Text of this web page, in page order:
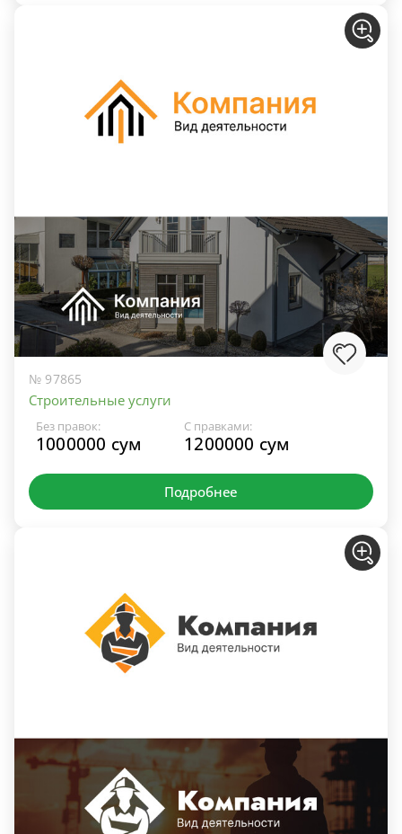
№ 97865
Строительные услуги
Без правок:
1000000 сум
С правками:
1200000 сум
Подробнее